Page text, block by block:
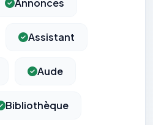
Annonces
Assistant
Aude
Bibliothèque